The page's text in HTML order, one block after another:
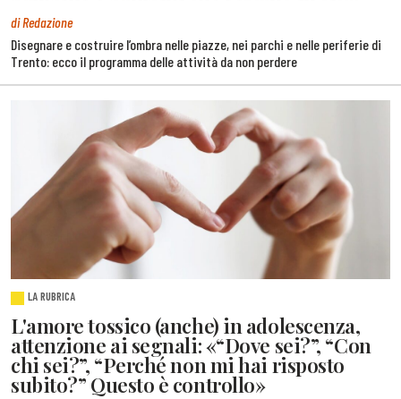
di Redazione
Disegnare e costruire l’ombra nelle piazze, nei parchi e nelle periferie di
Trento: ecco il programma delle attività da non perdere
LA RUBRICA
L'amore tossico (anche) in adolescenza,
attenzione ai segnali: «“Dove sei?”, “Con
chi sei?”, “Perché non mi hai risposto
subito?” Questo è controllo»